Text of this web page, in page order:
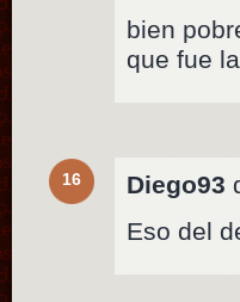
bien
que fue
16 Diego93
Eso del